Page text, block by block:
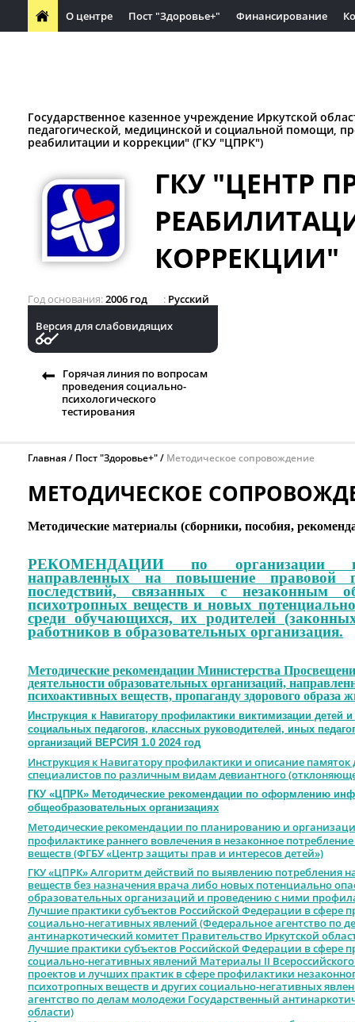
О центре Пост "Здоровье+" Финансирование
Государственное казенное учреждение Иркутской
педагогической, медицинской и социальной помощи,
реабилитации и коррекции" (ГКУ "ЦПРК")
ГКУ "ЦЕНТР
КОРРЕКЦИИ"
Год основания 2006 год
Русский
Версия для слабовидящих
Горячая линия по вопросам
проведения социально-
психологического
тестирования
Главная Пост "Здоровье+" Методическое сопровождение
МЕТОДИЧЕСКОЕ
Методические материалы (сборники, пособия,
РЕКОМЕНДАЦИИ по организации
направленных на повышение правовой
последствий, связанных с незаконным
психотропных веществ и новых
среди обучающихся, их родителей
работников в образовательных организация.
Методические рекомендации Министерства
деятельности образовательных организаций,
психоактивных веществ, пропаганду здорового образа
Инструкция к Навигатору профилактики виктимизации детей
социальных педагогов, классных руководителей, иных
организаций ВЕРСИЯ 1.0 2024 год
Инструкция к Навигатору профилактики и описание памяток
специалистов по различным видам девиантного
ГКУ «ЦПРК» Методические рекомендации по оформлению
общеобразовательных организациях
Методические рекомендации по планированию и
профилактике раннего вовлечения в незаконное
веществ (ФГБУ «Центр защиты прав и интересов детей»)
ГКУ «ЦПРК» Алгоритм действий по выявлению потребления
веществ без назначения врача либо новых потенциально
образовательных организаций и проведению с ними
Лучшие практики субъектов Российской Федерации в сфере
социально-негативных явлений (Федеральное агентство по
антинаркотический комитет Правительство Иркутской
Лучшие практики субъектов Российской Федерации в сфере
социально-негативных явлений Материалы II
проектов и лучших практик в сфере профилактики
психотропных веществ и других социально-негативных
агентство по делам молодежи Государственный
области)